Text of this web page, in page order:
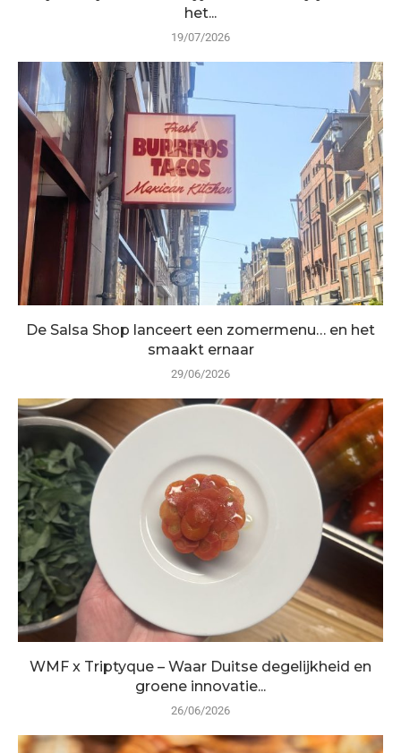
het...
19/07/2026
De Salsa Shop lanceert een zomermenu… en het
smaakt ernaar
29/06/2026
WMF x Triptyque – Waar Duitse degelijkheid en
groene innovatie...
26/06/2026